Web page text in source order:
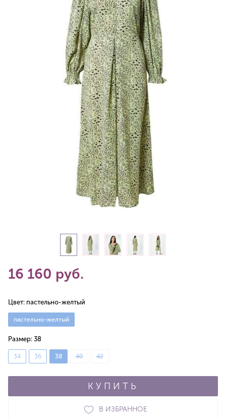
16 160 руб.
Цвет: пастельно-желтый
пастельно-желтый
Размер: 38
34 36 38 40 42
КУПИТЬ
В ИЗБРАННОЕ